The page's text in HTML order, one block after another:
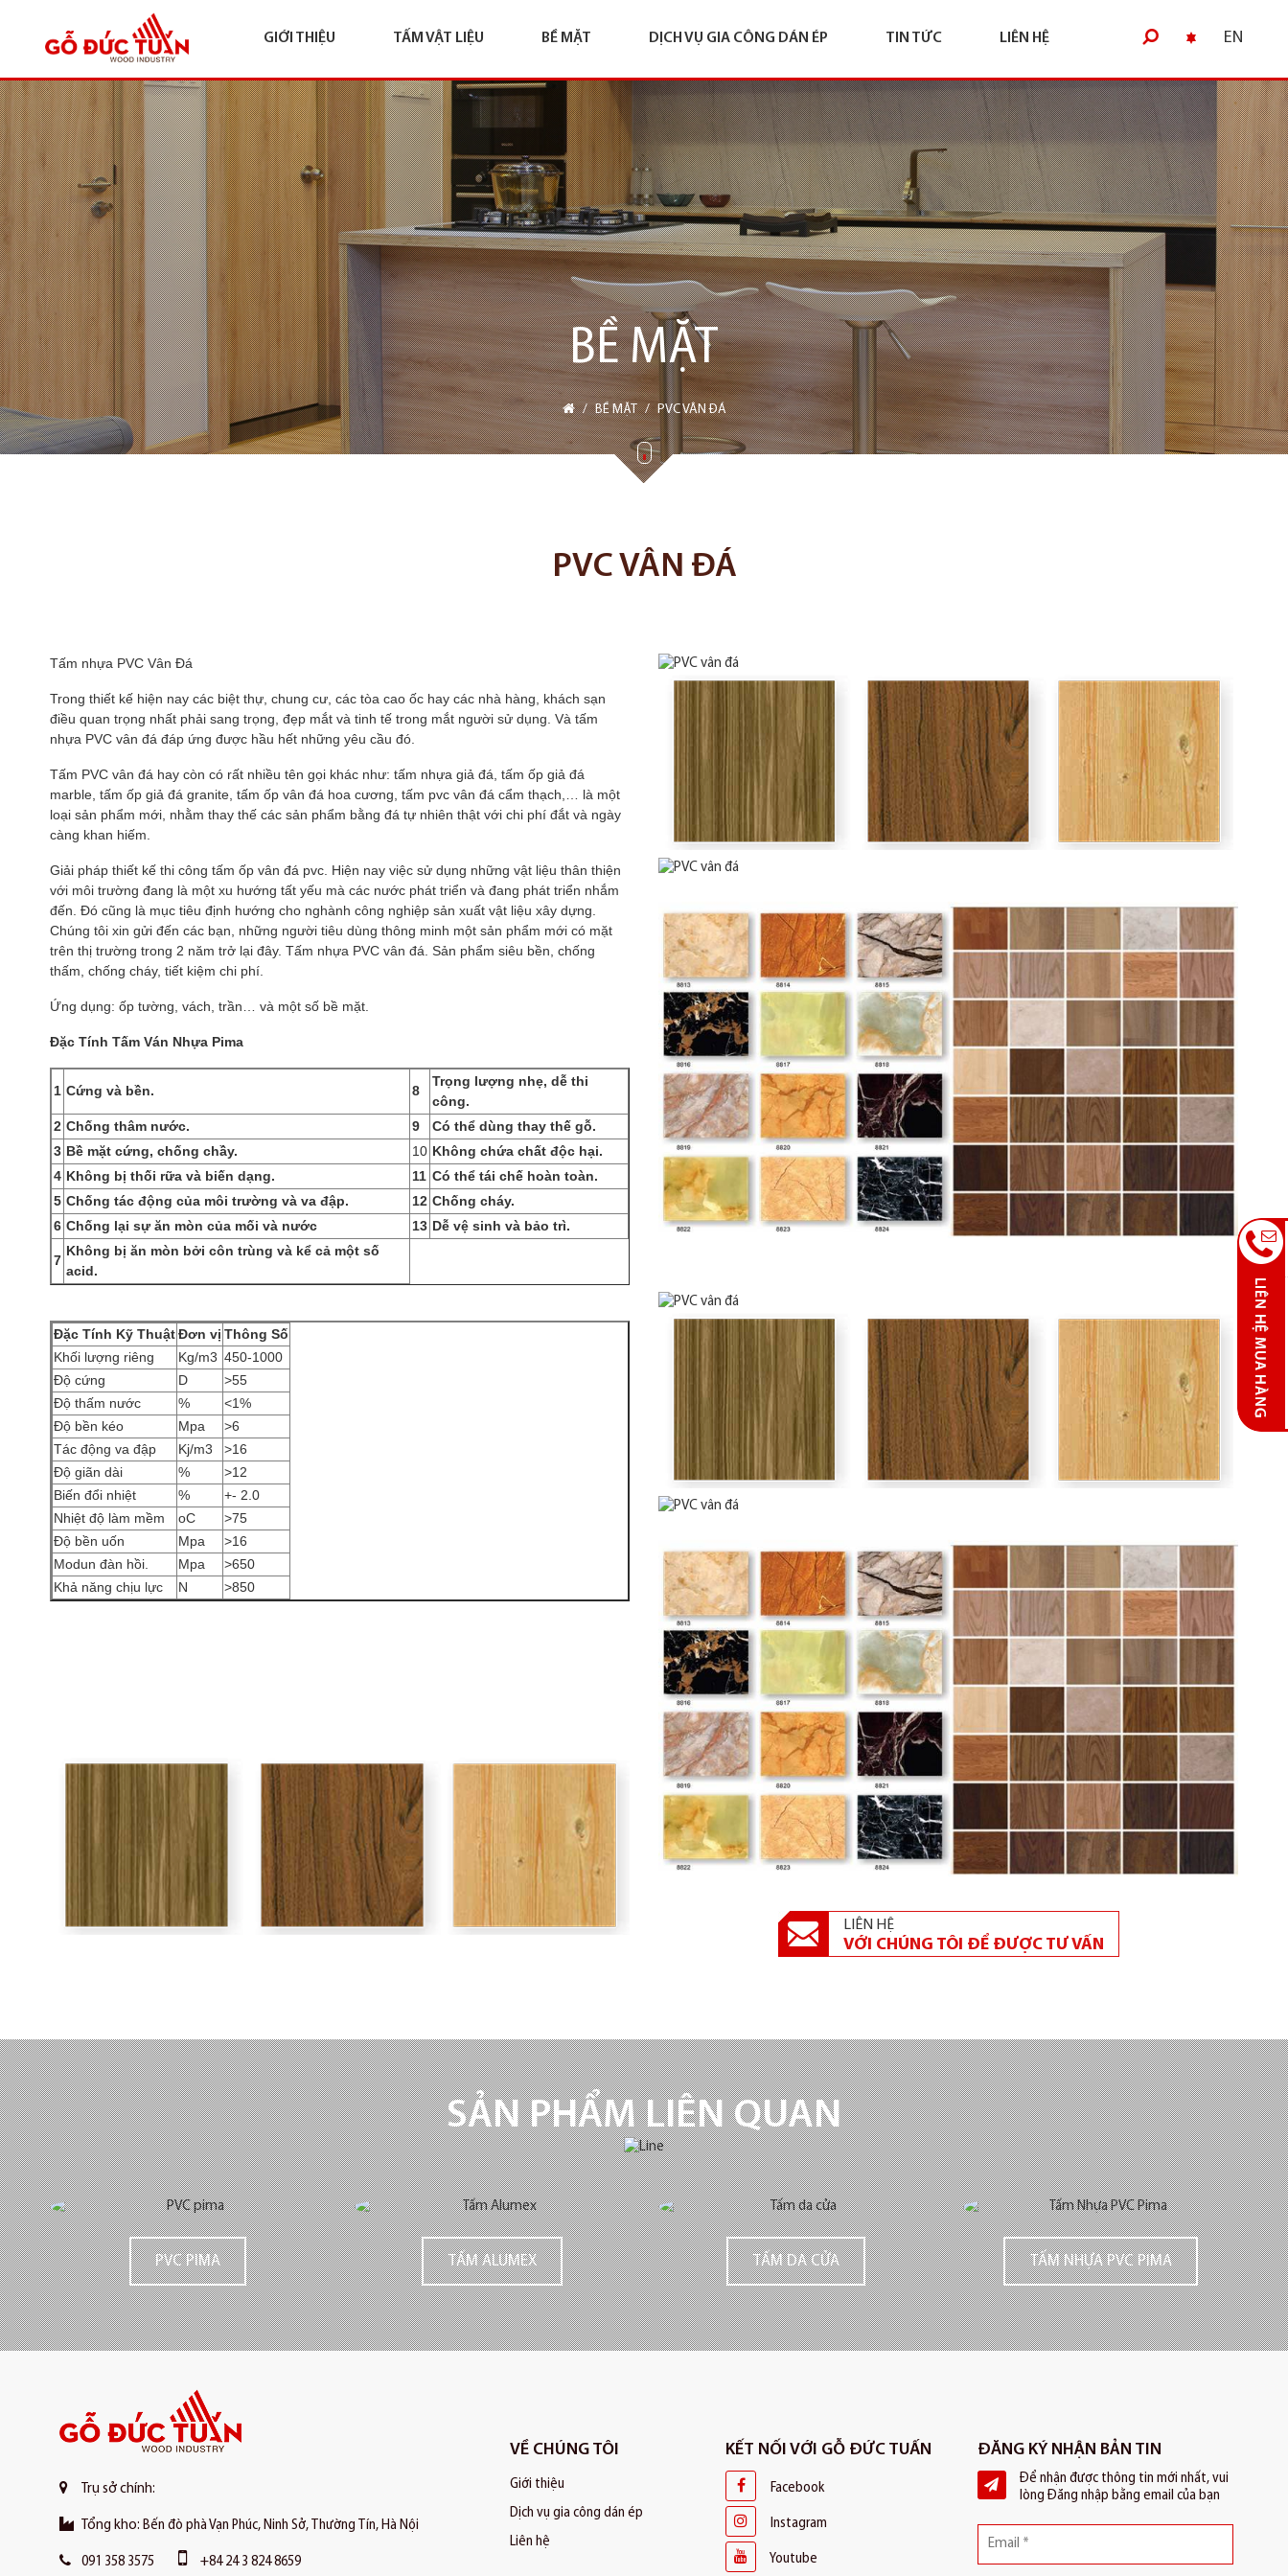
GIỚI THIỆU TẤM VẬT LIỆU BỀ MẶT DỊCH VỤ GIA CÔNG DÁN ÉP TIN TỨC LIÊN HỆ EN
BỀ MẶT
/ BỀ MẶT / PVC VÂN ĐÁ
PVC VÂN ĐÁ
Tấm nhựa PVC Vân Đá
Trong thiết kế hiện nay các biệt thự, chung cư, các tòa cao ốc hay các nhà hàng, khách sạn
điều quan trọng nhất phải sang trọng, đẹp mắt và tinh tế trong mắt người sử dụng. Và tấm
nhựa PVC vân đá đáp ứng được hầu hết những yêu cầu đó.
Tấm PVC vân đá hay còn có rất nhiều tên gọi khác như: tấm nhựa giả đá, tấm ốp giả đá
marble, tấm ốp giả đá granite, tấm ốp vân đá hoa cương, tấm pvc vân đá cẩm thạch,… là một
loại sản phẩm mới, nhằm thay thế các sản phẩm bằng đá tự nhiên thật với chi phí đắt và ngày
càng khan hiếm.
Giải pháp thiết kế thi công tấm ốp vân đá pvc. Hiện nay việc sử dụng những vật liệu thân thiện
với môi trường đang là một xu hướng tất yếu mà các nước phát triển và đang phát triển nhắm
đến. Đó cũng là mục tiêu định hướng cho nghành công nghiệp sản xuất vật liệu xây dựng.
Chúng tôi xin gửi đến các bạn, những người tiêu dùng thông minh một sản phẩm mới có mặt
trên thị trường trong 2 năm trở lại đây. Tấm nhựa PVC vân đá. Sản phẩm siêu bền, chống
thấm, chống cháy, tiết kiệm chi phí.
Ứng dụng: ốp tường, vách, trần… và một số bề mặt.
Đặc Tính Tấm Ván Nhựa Pima
1 Cứng và bền. 8
Trọng lượng nhẹ, dễ thi
công.
2 Chống thâm nước. 9
Có thể dùng thay thế gỗ.
3 Bề mặt cứng, chống chầy. 10 Không chứa chất độc hại.
4 Không bị thối rữa và biến dạng. 11 Có thể tái chế hoàn toàn.
5 Chống tác động của môi trường và va đập. 12 Chống cháy.
6 Chống lại sự ăn mòn của mối và nước 13 Dễ vệ sinh và bảo trì.
7
Không bị ăn mòn bởi côn trùng và kể cả một số
acid.
Đặc Tính Kỹ ThuậtĐơn vị Thông Số
Khối lượng riêng
Kg/m3 450-1000
Độ cứng
D
>55
Độ thấm nước
%
<1%
Độ bền kéo
Mpa
>6
Tác động va đập
Kj/m3
>16
Độ giãn dài
%
>12
Biến đổi nhiệt
%
+- 2.0
Nhiệt độ làm mềm
oC
>75
Độ bền uốn
Mpa
>16
Modun đàn hồi.
Mpa
>650
Khả năng chịu lực
N >850
LIÊN HỆ
VỚI CHÚNG TÔI ĐỂ ĐƯỢC TƯ VẤN
SẢN PHẨM LIÊN QUAN
PVC PIMA TẤM ALUMEX TẤM DA CỬA TẤM NHỰA PVC PIMA
Trụ sở chính:
Tổng kho: Bến đò phà Vạn Phúc, Ninh Sở, Thường Tín, Hà Nội
091 358 3575 +84 24 3 824 8659
VỀ CHÚNG TÔI
Giới thiệu
Dịch vụ gia công dán ép
Liên hệ
KẾT NỐI VỚI GỖ ĐỨC TUẤN
Facebook
Instagram
Youtube
ĐĂNG KÝ NHẬN BẢN TIN
Để nhận được thông tin mới nhất, vui
lòng Đăng nhập bằng email của bạn